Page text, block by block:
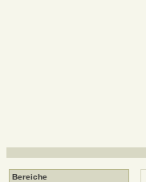
Bereiche